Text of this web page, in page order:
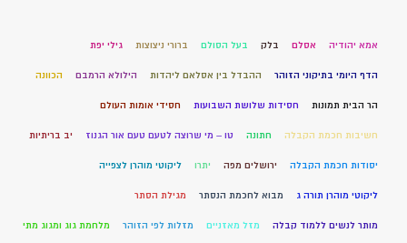
אמא יהודיה אסלם בלק בעל הסולם ברורי ניצוצות גילי יפת
הדף היומי בתיקוני הזוהר ההבדל בין אסלאם ליהדות הילולא הרמבם הכוונה
הר הבית תמונות חסידות שלושת השבועות חסידי אומות העולם
חשיבות חכמת הקבלה חתונה טו – מי שרוצה לטעם טעם אור הגנוז יב בריתיות
יסודות חכמת הקבלה ירושלים מפה יתרו ליקוטי מוהרן לצפייה
ליקוטי מוהרן תורה ג מבוא לחכמת הנסתר מגילת הסתר
מותר לנשים ללמוד קבלה מזל מאזניים מזלות לפי הזוהר מלחמת גוג ומגוג מתי